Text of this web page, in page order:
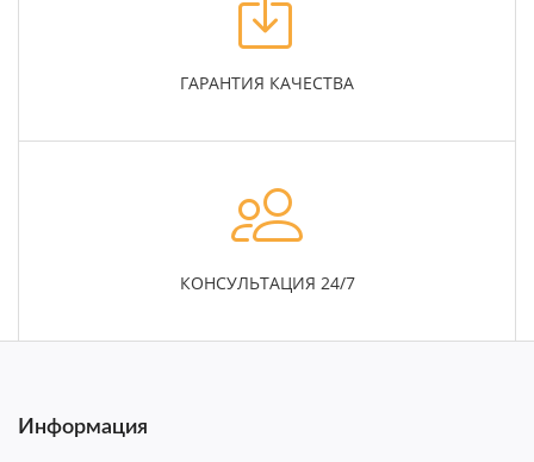
ГАРАНТИЯ КАЧЕСТВА
КОНСУЛЬТАЦИЯ 24/7
Информация